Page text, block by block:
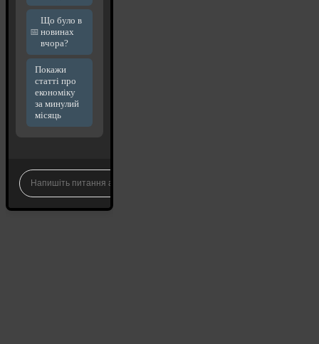
Що було в
новинах
вчора?
Покажи
статті про
економіку
за минулий
місяць